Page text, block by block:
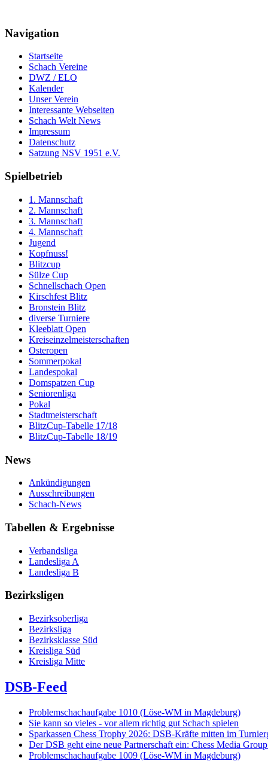
Navigation
Startseite
Schach Vereine
DWZ / ELO
Kalender
Unser Verein
Interessante Webseiten
Schach Welt News
Impressum
Datenschutz
Satzung NSV 1951 e.V.
Spielbetrieb
1. Mannschaft
2. Mannschaft
3. Mannschaft
4. Mannschaft
Jugend
Kopfnuss!
Blitzcup
Sülze Cup
Schnellschach Open
Kirschfest Blitz
Bronstein Blitz
diverse Turniere
Kleeblatt Open
Kreiseinzelmeisterschaften
Osteropen
Sommerpokal
Landespokal
Domspatzen Cup
Seniorenliga
Pokal
Stadtmeisterschaft
BlitzCup-Tabelle 17/18
BlitzCup-Tabelle 18/19
News
Ankündigungen
Ausschreibungen
Schach-News
Tabellen & Ergebnisse
Verbandsliga
Landesliga A
Landesliga B
Bezirksligen
Bezirksoberliga
Bezirksliga
Bezirksklasse Süd
Kreisliga Süd
Kreisliga Mitte
DSB-Feed
Problemschachaufgabe 1010 (Löse-WM in Magdeburg)
Sie kann so vieles - vor allem richtig gut Schach spielen
Sparkassen Chess Trophy 2026: DSB-Kräfte mitten im
Der DSB geht eine neue Partnerschaft ein: Chess Media
Problemschachaufgabe 1009 (Löse-WM in Magdeburg)